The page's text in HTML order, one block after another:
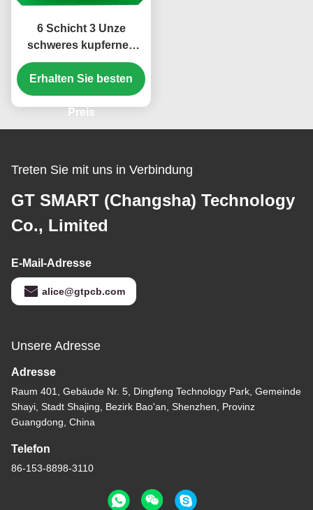
6 Schicht 3 Unze
schweres kupfernes
steifes ENIG Grün
PWBs kein Silkscreen
Erhalten Sie besten
Preis
Treten Sie mit uns in Verbindung
GT SMART (Changsha) Technology
Co., Limited
E-Mail-Adresse
alice@gtpcb.com
Unsere Adresse
Adresse
Raum 401, Gebäude Nr. 5, Dingfeng Technology Park, Gemeinde
Shayi, Stadt Shajing, Bezirk Bao'an, Shenzhen, Provinz
Guangdong, China
Telefon
86-153-8898-3110